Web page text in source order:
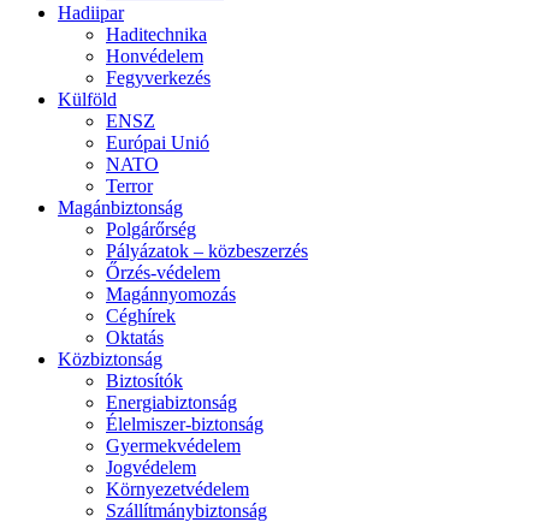
Hadiipar
Haditechnika
Honvédelem
Fegyverkezés
Külföld
ENSZ
Európai Unió
NATO
Terror
Magánbiztonság
Polgárőrség
Pályázatok – közbeszerzés
Őrzés-védelem
Magánnyomozás
Céghírek
Oktatás
Közbiztonság
Biztosítók
Energiabiztonság
Élelmiszer-biztonság
Gyermekvédelem
Jogvédelem
Környezetvédelem
Szállítmánybiztonság